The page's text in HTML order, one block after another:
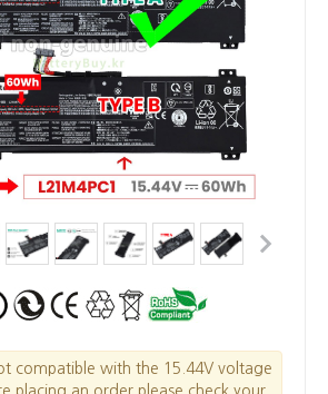
compatible with the 15.44V voltage
placing an order please check your